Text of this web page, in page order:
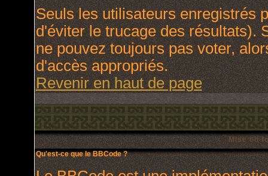
Seuls les utilisateurs enregistrés
d'éviter le trucage des résultats).
ne pouvez toujours pas voter,
d'accès appropriés.
Revenir en haut de page
Mise en
Qu'est-ce que le BBCode ?